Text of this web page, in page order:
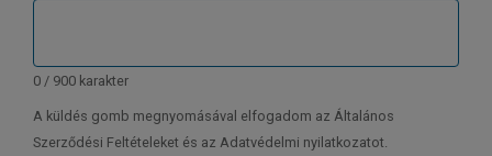
0 / 900 karakter
A küldés gomb megnyomásával elfogadom az Általános
Szerződési Feltételeket és az Adatvédelmi nyilatkozatot.